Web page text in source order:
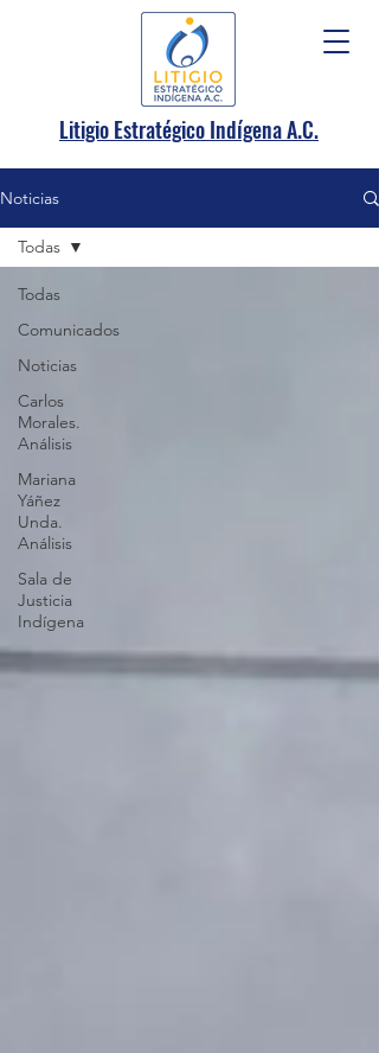
Litigio Estratégico Indígena A.C.
Noticias
Todas
Comunicados
Noticias
Carlos
Morales.
Análisis
Mariana
Yáñez
Unda.
Análisis
Sala de
Justicia
Indígena
Todas